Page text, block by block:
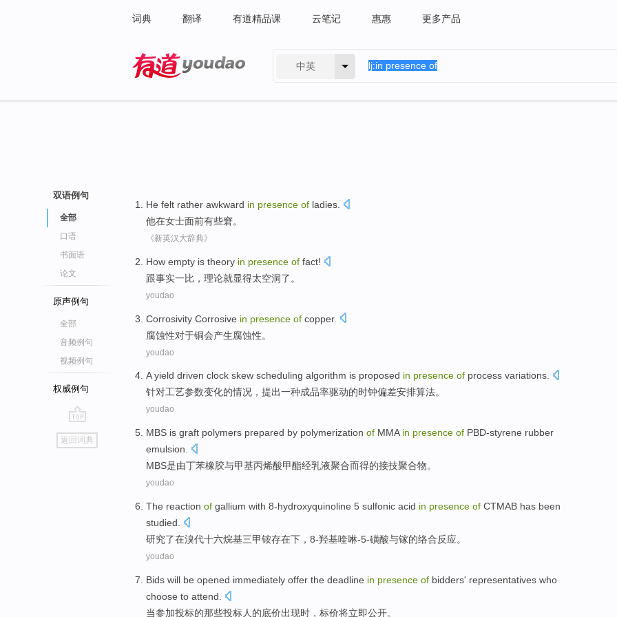
词典 翻译 有道精品课 云笔记 惠惠 更多产品
中英
双语例句
全部
口语
书面语
论文
原声例句
全部
音频例句
视频例句
权威例句
go
top
返回词典
He felt rather awkward in presence of ladies
他在女士面前有些窘。
《新英汉大辞典》
How empty is theory in presence of fact!
跟事实一比， 理论就显得太空洞了。
youdao
Corrosivity Corrosive in presence of copper.
腐蚀性对于铜会产生腐蚀性。
youdao
Ayield driven clock skew scheduling algorithm is proposed in presence of process variations.
针对工艺参数变化的情况， 提出一种成品率驱动的时钟偏差安排算法。
youdao
MBS is graft polymers prepared by polymerization of MMA in presence of PBD-styrene rubber
emulsion
MBS是由丁苯橡胶与甲基丙烯酸甲酯经乳液聚合而得的接技聚合物。
youdao
The reaction of gallium with 8-hydroxyquinoline 5 sulfonic acid in presence of CTMAB has been
studied
研究了在溴代十六烷基三甲铵存在下 ， 8-羟基喹啉-5-磺酸与镓的络合反应。
youdao
Bids will be opened immediately offer the deadline in presence of bidders' representatives who
choose to attend
当参加投标的那些投标人 的底价出现时，标价将立即公开。